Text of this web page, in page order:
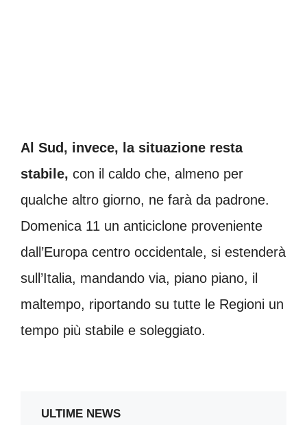
Al Sud, invece, la situazione resta
stabile, con il caldo che, almeno per
qualche altro giorno, ne farà da padrone.
Domenica 11 un anticiclone proveniente
dall’Europa centro occidentale, si estenderà
sull’Italia, mandando via, piano piano, il
maltempo, riportando su tutte le Regioni un
tempo più stabile e soleggiato.
ULTIME NEWS